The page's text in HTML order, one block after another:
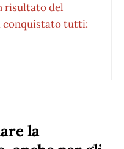
risultato del
conquistato tutti:
la